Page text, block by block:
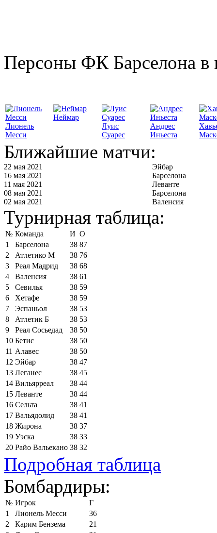
Персоны ФК Барселона в
Лионель
Месси
Неймар
Луис
Суарес
Андрес
Иньеста
Ближайшие матчи:
22 мая 2021
Эйбар
16 мая 2021
Барселона
11 мая 2021
Леванте
08 мая 2021
Барселона
02 мая 2021
Валенсия
Турнирная таблица:
№ Команда И О
1
Барселона 38 87
2
Атлетико М 38 76
3
Реал Мадрид 38 68
4
Валенсия 38 61
5
Севилья 38 59
6
Хетафе 38 59
7
Эспаньол 38 53
8
Атлетик Б 38 53
9
Реал Сосьедад 38 50
10 Бетис 38 50
11 Алавес 38 50
12 Эйбар 38 47
13 Леганес 38 45
14 Вильярреал 38 44
15 Леванте 38 44
16 Сельта 38 41
17 Вальядолид 38 41
18 Жирона 38 37
19 Уэска 38 33
20 Райо Вальекано 38 32
Подробная таблица
Бомбардиры:
№ Игрок
Г
1
Лионель Месси
36
2
Карим Бензема
21